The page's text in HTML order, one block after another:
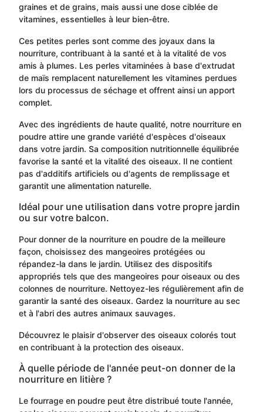
graines et de grains, mais aussi une dose ciblée de
vitamines, essentielles à leur bien-être.
Ces petites perles sont comme des joyaux dans la
nourriture, contribuant à la santé et à la vitalité de vos
amis à plumes. Les perles vitaminées à base d'extrudat
de maïs remplacent naturellement les vitamines perdues
lors du processus de séchage et offrent ainsi un apport
complet.
Avec des ingrédients de haute qualité, notre nourriture en
poudre attire une grande variété d'espèces d'oiseaux
dans votre jardin. Sa composition nutritionnelle équilibrée
favorise la santé et la vitalité des oiseaux. Il ne contient
pas d'additifs artificiels ou d'agents de remplissage et
garantit une alimentation naturelle.
Idéal pour une utilisation dans votre propre jardin
ou sur votre balcon.
Pour donner de la nourriture en poudre de la meilleure
façon, choisissez des mangeoires protégées ou
répandez-la dans le jardin. Utilisez des dispositifs
appropriés tels que des mangeoires pour oiseaux ou des
colonnes de nourriture. Nettoyez-les régulièrement afin de
garantir la santé des oiseaux. Gardez la nourriture au sec
et à l'abri des autres animaux sauvages.
Découvrez le plaisir d'observer des oiseaux colorés tout
en contribuant à la protection des oiseaux.
À quelle période de l'année peut-on donner de la
nourriture en litière ?
Le fourrage en poudre peut être distribué toute l'année,